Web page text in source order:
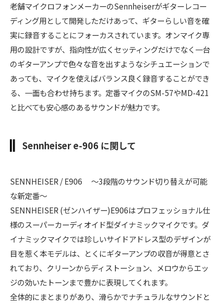
老舗マイクロフォンメーカーのSennheiserがギターレコー
ディング用として開発しただけあって、ギターらしい音を確
実に録音することにフォーカスされています。オンマイク専
用の設計ですが、指向性が広くセッティングだけでなく一台
のギターアンプで色々な音を出すようなシチュエーションで
あっても、マイクを使えばバランス良く録音することができ
る、一面も合わせ持ちます。定番マイクのSM-57やMD-421
と比べても安心感のあるサウンドが魅力です。
Sennheiser e-906 に関して
SENNHEISER / E906 ～3段階のサウンド切り替えが可能
な新定番～
SENNHEISER (ゼンハイザー)E906はプロフェッショナル仕
様のスーパーカーディオイド型ダイナミックマイクです。ダ
イナミックマイクでは珍しいサイドアドレス型のデザインが
目を惹く本モデルは、とくにギターアンプの収音が得意とさ
れており、クリーンからディストーション、メロウからエッ
ジの効いたトーンまで豊かに表現してくれます。
全体的にまとまりがあり、滑らかでナチュラルなサウンドと